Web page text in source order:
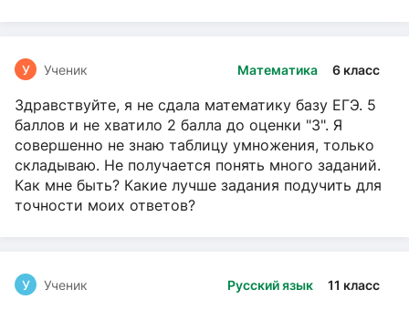
Математика 6 класс
У Ученик
Здравствуйте, я не сдала математику базу ЕГЭ. 5
баллов и не хватило 2 балла до оценки "3". Я
совершенно не знаю таблицу умножения, только
складываю. Не получается понять много заданий.
Как мне быть? Какие лучше задания подучить для
точности моих ответов?
Русский язык 11 класс
У Ученик